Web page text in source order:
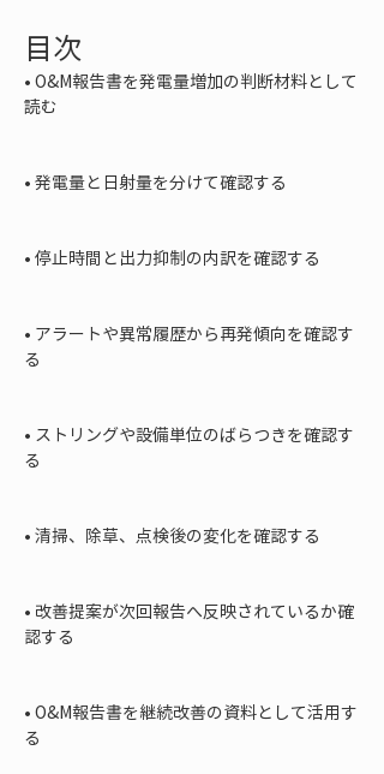
目次
• O&M報告書を発電量増加の判断材料として
読む
• 発電量と日射量を分けて確認する
• 停止時間と出力抑制の内訳を確認する
• アラートや異常履歴から再発傾向を確認す
る
• ストリングや設備単位のばらつきを確認す
る
• 清掃、除草、点検後の変化を確認する
• 改善提案が次回報告へ反映されているか確
認する
• O&M報告書を継続改善の資料として活用す
る